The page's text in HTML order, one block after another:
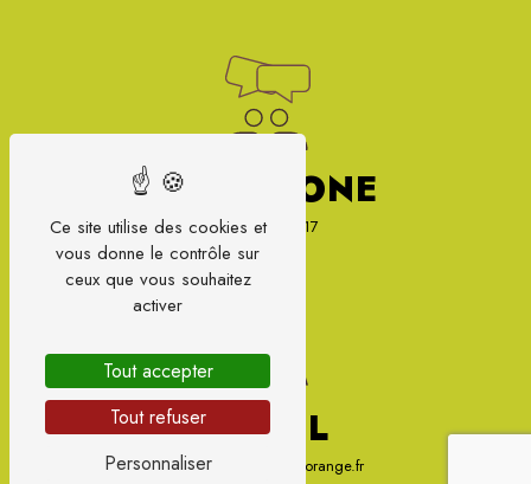
TÉLÉPHONE
07 87 66 87 17
E-MAIL
sylvie.gondonneau@orange.fr
Ce site utilise des cookies et
vous donne le contrôle sur
ceux que vous souhaitez
activer
Tout accepter
Tout refuser
Personnaliser